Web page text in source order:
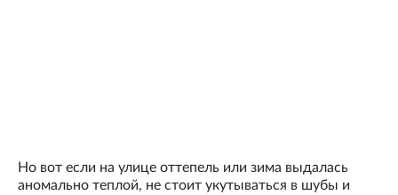
Но вот если на улице оттепель или зима выдалась
аномально теплой, не стоит укутываться в шубы и